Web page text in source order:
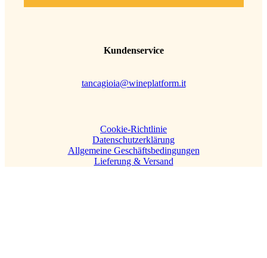
Kundenservice
tancagioia@wineplatform.it
Cookie-Richtlinie
Datenschutzerklärung
Allgemeine Geschäftsbedingungen
Lieferung & Versand